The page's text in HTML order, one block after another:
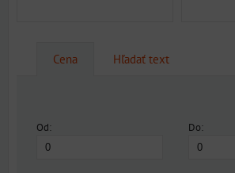
Cena Hľadať text
Od: Do: